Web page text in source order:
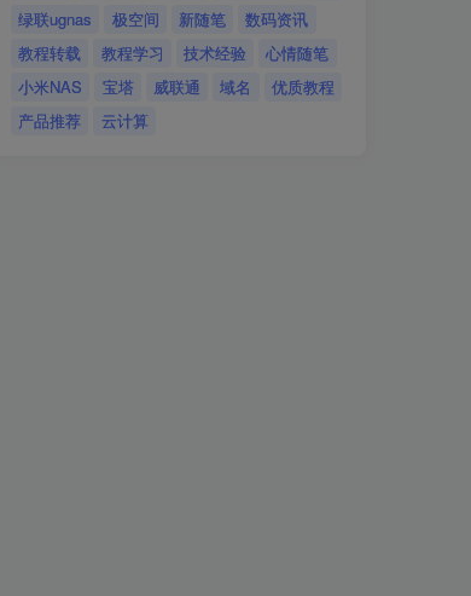
绿联ugnas
极空间 新随笔
数码资讯
教程转载
教程学习 技术经验
心情随笔
小米NAS
宝塔 威联通 域名
优质教程
产品推荐
云计算